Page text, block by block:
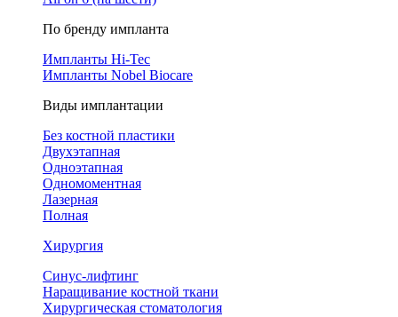
По бренду импланта
Импланты Hi-Tec
Импланты Nobel Biocare
Виды имплантации
Без костной пластики
Двухэтапная
Одноэтапная
Одномоментная
Лазерная
Полная
Хирургия
Синус-лифтинг
Наращивание костной ткани
Хирургическая стоматология